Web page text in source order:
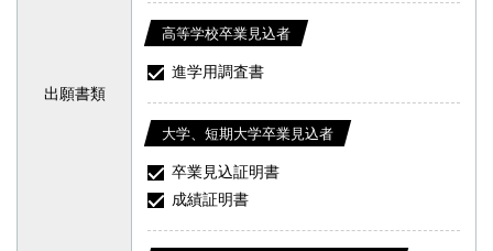
出願書類
高等学校卒業見込者
進学用調査書
大学、短期大学卒業見込者
卒業見込証明書
成績証明書